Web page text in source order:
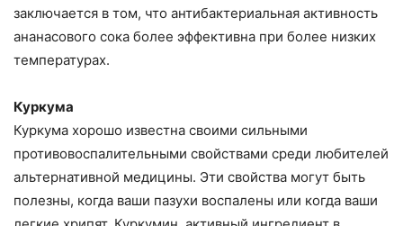
заключается в том, что антибактериальная активность
ананасового сока более эффективна при более низких
температурах.
Куркума
Куркума хорошо известна своими сильными
противовоспалительными свойствами среди любителей
альтернативной медицины. Эти свойства могут быть
полезны, когда ваши пазухи воспалены или когда ваши